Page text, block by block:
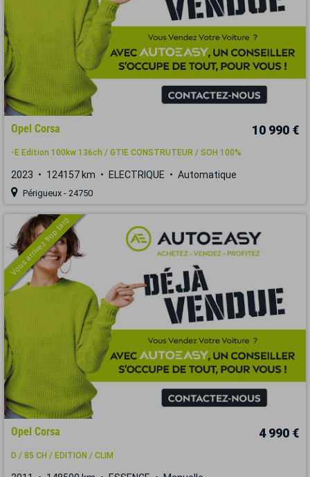
Opel Corsa 10 990 €
-E Edition 100kw 136ch / GTIE CONSTRUTEUR / SOH 100%
2023 124157 km ELECTRIQUE Automatique
Périgueux - 24750
Vous arrivez trop tard
Opel Corsa 4 990 €
D / 85 CH / EDITION / CLIM